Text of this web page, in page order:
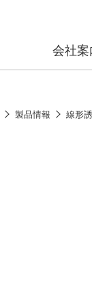
会社案
製品情報 線形